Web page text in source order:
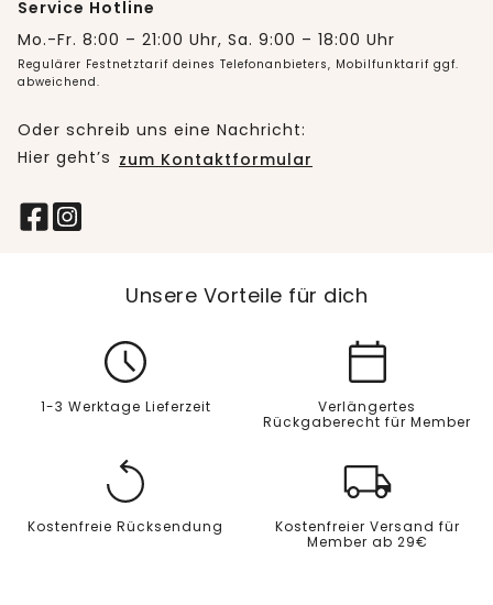
Service Hotline
Mo.-Fr. 8:00 – 21:00 Uhr, Sa. 9:00 – 18:00 Uhr
Regulärer Festnetztarif deines Telefonanbieters, Mobilfunktarif ggf.
abweichend.
Oder schreib uns eine Nachricht:
Hier geht’s zum Kontaktformular
Unsere Vorteile für dich
1-3 Werktage Lieferzeit
Verlängertes
Rückgaberecht für Member
Kostenfreie Rücksendung
Kostenfreier Versand für
Member ab 29€